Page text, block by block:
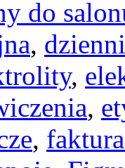
do
,
,
,
,